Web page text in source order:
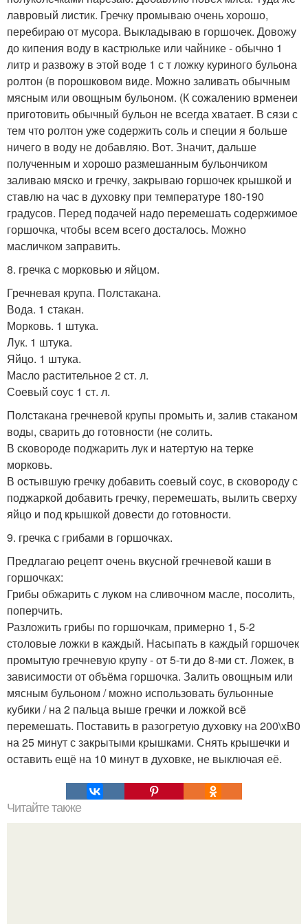
лавровый листик. Гречку промываю очень хорошо,
перебираю от мусора. Выкладываю в горшочек. Довожу
до кипения воду в кастрюльке или чайнике - обычно 1
литр и развожу в этой воде 1 с т ложку куриного бульона
ролтон (в порошковом виде. Можно заливать обычным
мясным или овощным бульоном. (К сожалению врменеи
приготовить обычный бульон не всегда хватает. В сязи с
тем что ролтон уже содержить соль и специи я больше
ничего в воду не добавляю. Вот. Значит, дальше
полученным и хорошо размешанным бульончиком
заливаю мяско и гречку, закрываю горшочек крышкой и
ставлю на час в духовку при температуре 180-190
градусов. Перед подачей надо перемешать содержимое
горшочка, чтобы всем всего досталось. Можно
масличком заправить.
8. гречка с морковью и яйцом.
Гречневая крупа. Полстакана.
Вода. 1 стакан.
Морковь. 1 штука.
Лук. 1 штука.
Яйцо. 1 штука.
Масло растительное 2 ст. л.
Соевый соус 1 ст. л.
Полстакана гречневой крупы промыть и, залив стаканом
воды, сварить до готовности (не солить.
В сковороде поджарить лук и натертую на терке
морковь.
В остывшую гречку добавить соевый соус, в сковороду с
поджаркой добавить гречку, перемешать, вылить сверху
яйцо и под крышкой довести до готовности.
9. гречка с грибами в горшочках.
Предлагаю рецепт очень вкусной гречневой каши в
горшочках:
Грибы обжарить с луком на сливочном масле, посолить,
поперчить.
Разложить грибы по горшочкам, примерно 1, 5-2
столовые ложки в каждый. Насыпать в каждый горшочек
промытую гречневую крупу - от 5-ти до 8-ми ст. Ложек, в
зависимости от объёма горшочка. Залить овощным или
мясным бульоном / можно использовать бульонные
кубики / на 2 пальца выше гречки и ложкой всё
перемешать. Поставить в разогретую духовку на 200\xB0
на 25 минут с закрытыми крышками. Снять крышечки и
оставить ещё на 10 минут в духовке, не выключая её.
Читайте также